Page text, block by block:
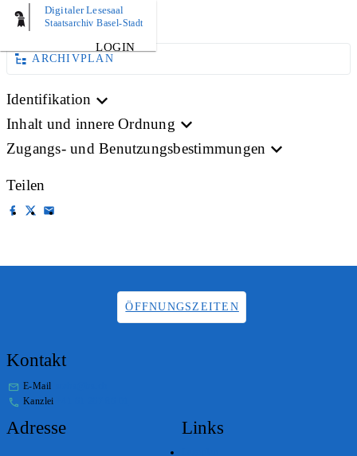
Digitaler Lesesaal
Staatsarchiv Basel-Stadt
LOGIN
AKTE
ARCHIVPLAN
Identifikation
Inhalt und innere Ordnung
Zugangs- und Benutzungsbestimmungen
Teilen
ÖFFNUNGSZEITEN
Kontakt
E-Mail
Kanzlei
Adresse Links